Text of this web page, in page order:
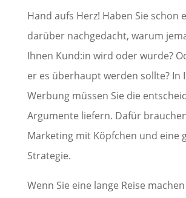
Hand aufs Herz! Haben Sie schon
darüber nachgedacht, warum
Ihnen Kund:in wird oder wurde?
er es überhaupt werden sollte? In
Werbung müssen Sie die
Argumente liefern. Dafür
Marketing mit Köpfchen und eine
Strategie.
Wenn Sie eine lange Reise